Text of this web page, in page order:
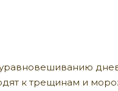
уравновешиванию
к трещинам и